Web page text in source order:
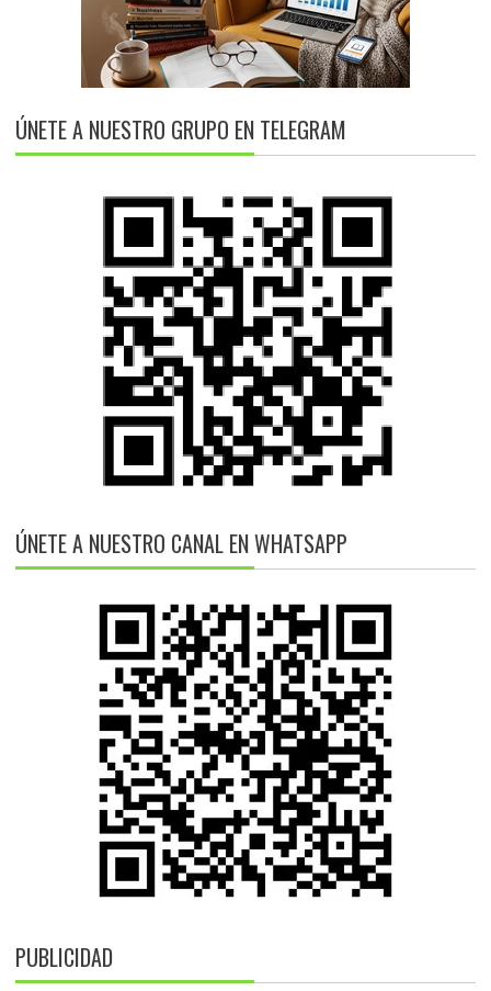
ÚNETE A NUESTRO GRUPO EN TELEGRAM
ÚNETE A NUESTRO CANAL EN WHATSAPP
PUBLICIDAD